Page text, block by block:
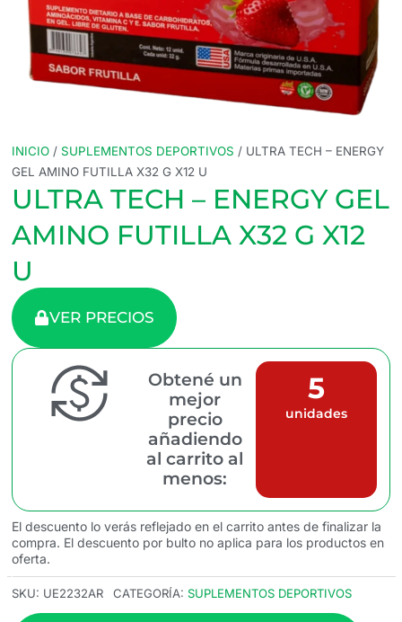
INICIO / SUPLEMENTOS DEPORTIVOS / ULTRA TECH – ENERGY
GEL AMINO FUTILLA X32 G X12 U
ULTRA TECH – ENERGY GEL
AMINO FUTILLA X32 G X12
U
VER PRECIOS
Obtené un
mejor
precio
añadiendo
al carrito al
menos:
5
unidades
El descuento lo verás reflejado en el carrito antes de finalizar la
compra. El descuento por bulto no aplica para los productos en
oferta.
SKU: UE2232AR CATEGORÍA: SUPLEMENTOS DEPORTIVOS